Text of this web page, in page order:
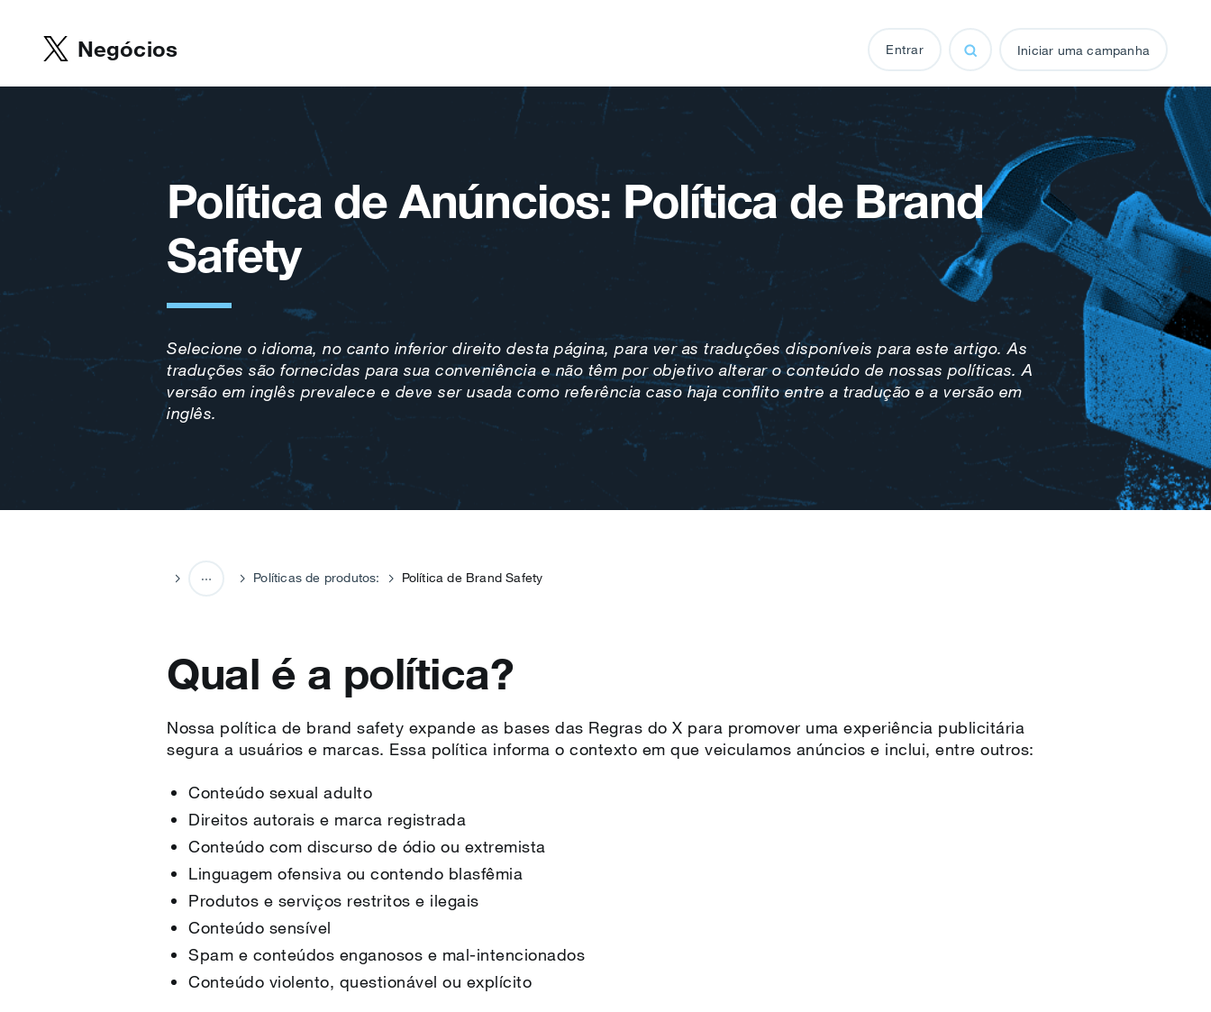
Negócios Entrar Iniciar uma campanha
Política de Anúncios: Política de Brand
Safety
Selecione o idioma, no canto inferior direito desta página, para ver as traduções disponíveis para este artigo. As
traduções são fornecidas para sua conveniência e não têm por objetivo alterar o conteúdo de nossas políticas. A
versão em inglês prevalece e deve ser usada como referência caso haja conflito entre a tradução e a versão em
inglês.
Políticas de produtos: Política de Brand Safety
Qual é a política?
Nossa política de brand safety expande as bases das Regras do X para promover uma experiência publicitária
segura a usuários e marcas. Essa política informa o contexto em que veiculamos anúncios e inclui, entre outros:
Conteúdo sexual adulto
Direitos autorais e marca registrada
Conteúdo com discurso de ódio ou extremista
Linguagem ofensiva ou contendo blasfêmia
Produtos e serviços restritos e ilegais
Conteúdo sensível
Spam e conteúdos enganosos e mal-intencionados
Conteúdo violento, questionável ou explícito